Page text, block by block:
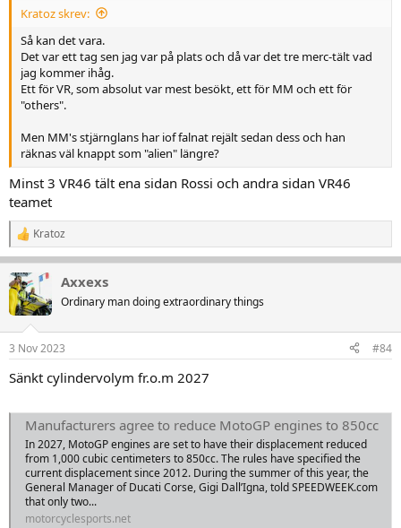
Kratoz skrev:
Så kan det vara.
Det var ett tag sen jag var på plats och då var det tre merc-tält vad
jag kommer ihåg.
Ett för VR, som absolut var mest besökt, ett för MM och ett för
"others".
Men MM's stjärnglans har iof falnat rejält sedan dess och han
räknas väl knappt som "alien" längre?
Minst 3 VR46 tält ena sidan Rossi och andra sidan VR46
teamet
R
e
k
t
i
e
:
Kratoz
Axxexs
Ordinary man doing extraordinary things
3 Nov 2023 #84
Sänkt cylindervolym fr.o.m 2027
Manufacturers agree to reduce MotoGP engines to 850cc
In 2027, MotoGP engines are set to have their displacement reduced
from 1,000 cubic centimeters to 850cc. The rules have specified the
current displacement since 2012. During the summer of this year, the
General Manager of Ducati Corse, Gigi Dall’Igna, told SPEEDWEEK.com
that only two...
motorcyclesports.net